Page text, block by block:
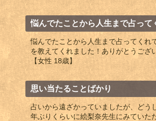
悩んでたことから人生まで占っ
悩んでたことから人生まで占ってくれ
を教えてくれました！ありがとうござ
【女性 18歳】
思い当たることばかり
占いから遠ざかっていましたが、どう
年ぶりくらいに絵梨奈先生にみていた